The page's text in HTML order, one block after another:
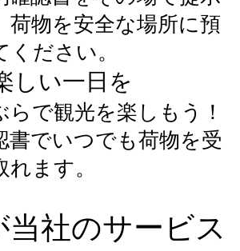
荷物を安全な場所に預
ください。
しい一日を
らで観光を楽しもう！
書でいつでも荷物を受
れます。
当社のサービス